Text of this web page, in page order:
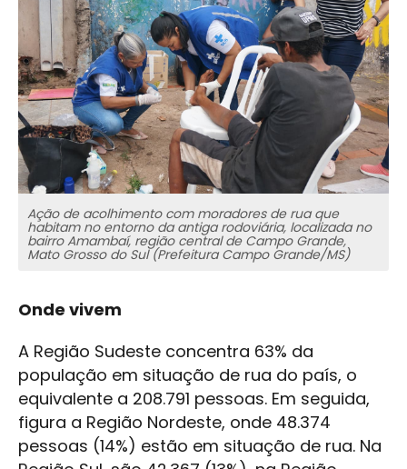
Ação de acolhimento com moradores de rua que
habitam no entorno da antiga rodoviária, localizada no
bairro Amambaí, região central de Campo Grande,
Mato Grosso do Sul (Prefeitura Campo Grande/MS)
Onde vivem
A Região Sudeste concentra 63% da
população em situação de rua do país, o
equivalente a 208.791 pessoas. Em seguida,
figura a Região Nordeste, onde 48.374
pessoas (14%) estão em situação de rua. Na